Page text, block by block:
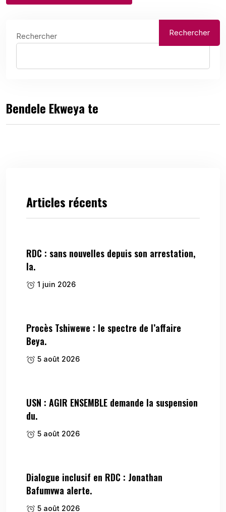
Rechercher Rechercher
Bendele Ekweya te
Articles récents
RDC : sans nouvelles depuis son arrestation,
la.
1 juin 2026
Procès Tshiwewe : le spectre de l’affaire
Beya.
5 août 2026
USN : AGIR ENSEMBLE demande la suspension
du.
5 août 2026
Dialogue inclusif en RDC : Jonathan
Bafumvwa alerte.
5 août 2026